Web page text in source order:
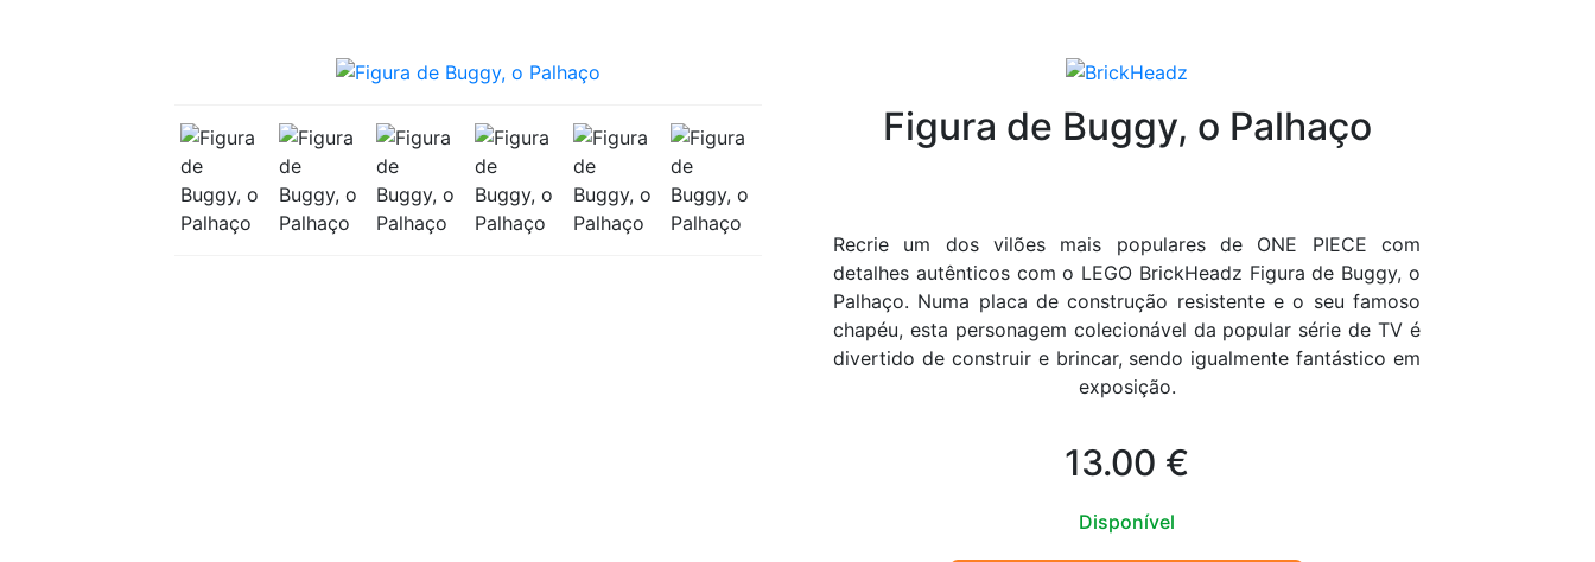
Figura de Buggy, o Palhaço
Recrie um dos vilões mais populares de ONE PIECE com
detalhes autênticos com o LEGO BrickHeadz Figura de Buggy, o
Palhaço. Numa placa de construção resistente e o seu famoso
chapéu, esta personagem colecionável da popular série de TV é
divertido de construir e brincar, sendo igualmente fantástico em
exposição.
13.00 €
Disponível